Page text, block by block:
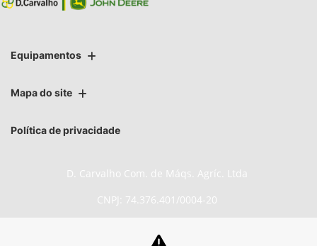
Equipamentos
Mapa do site
Política de privacidade
D. Carvalho Com. de Máqs. Agríc. Ltda
CNPJ: 74.376.401/0004-20